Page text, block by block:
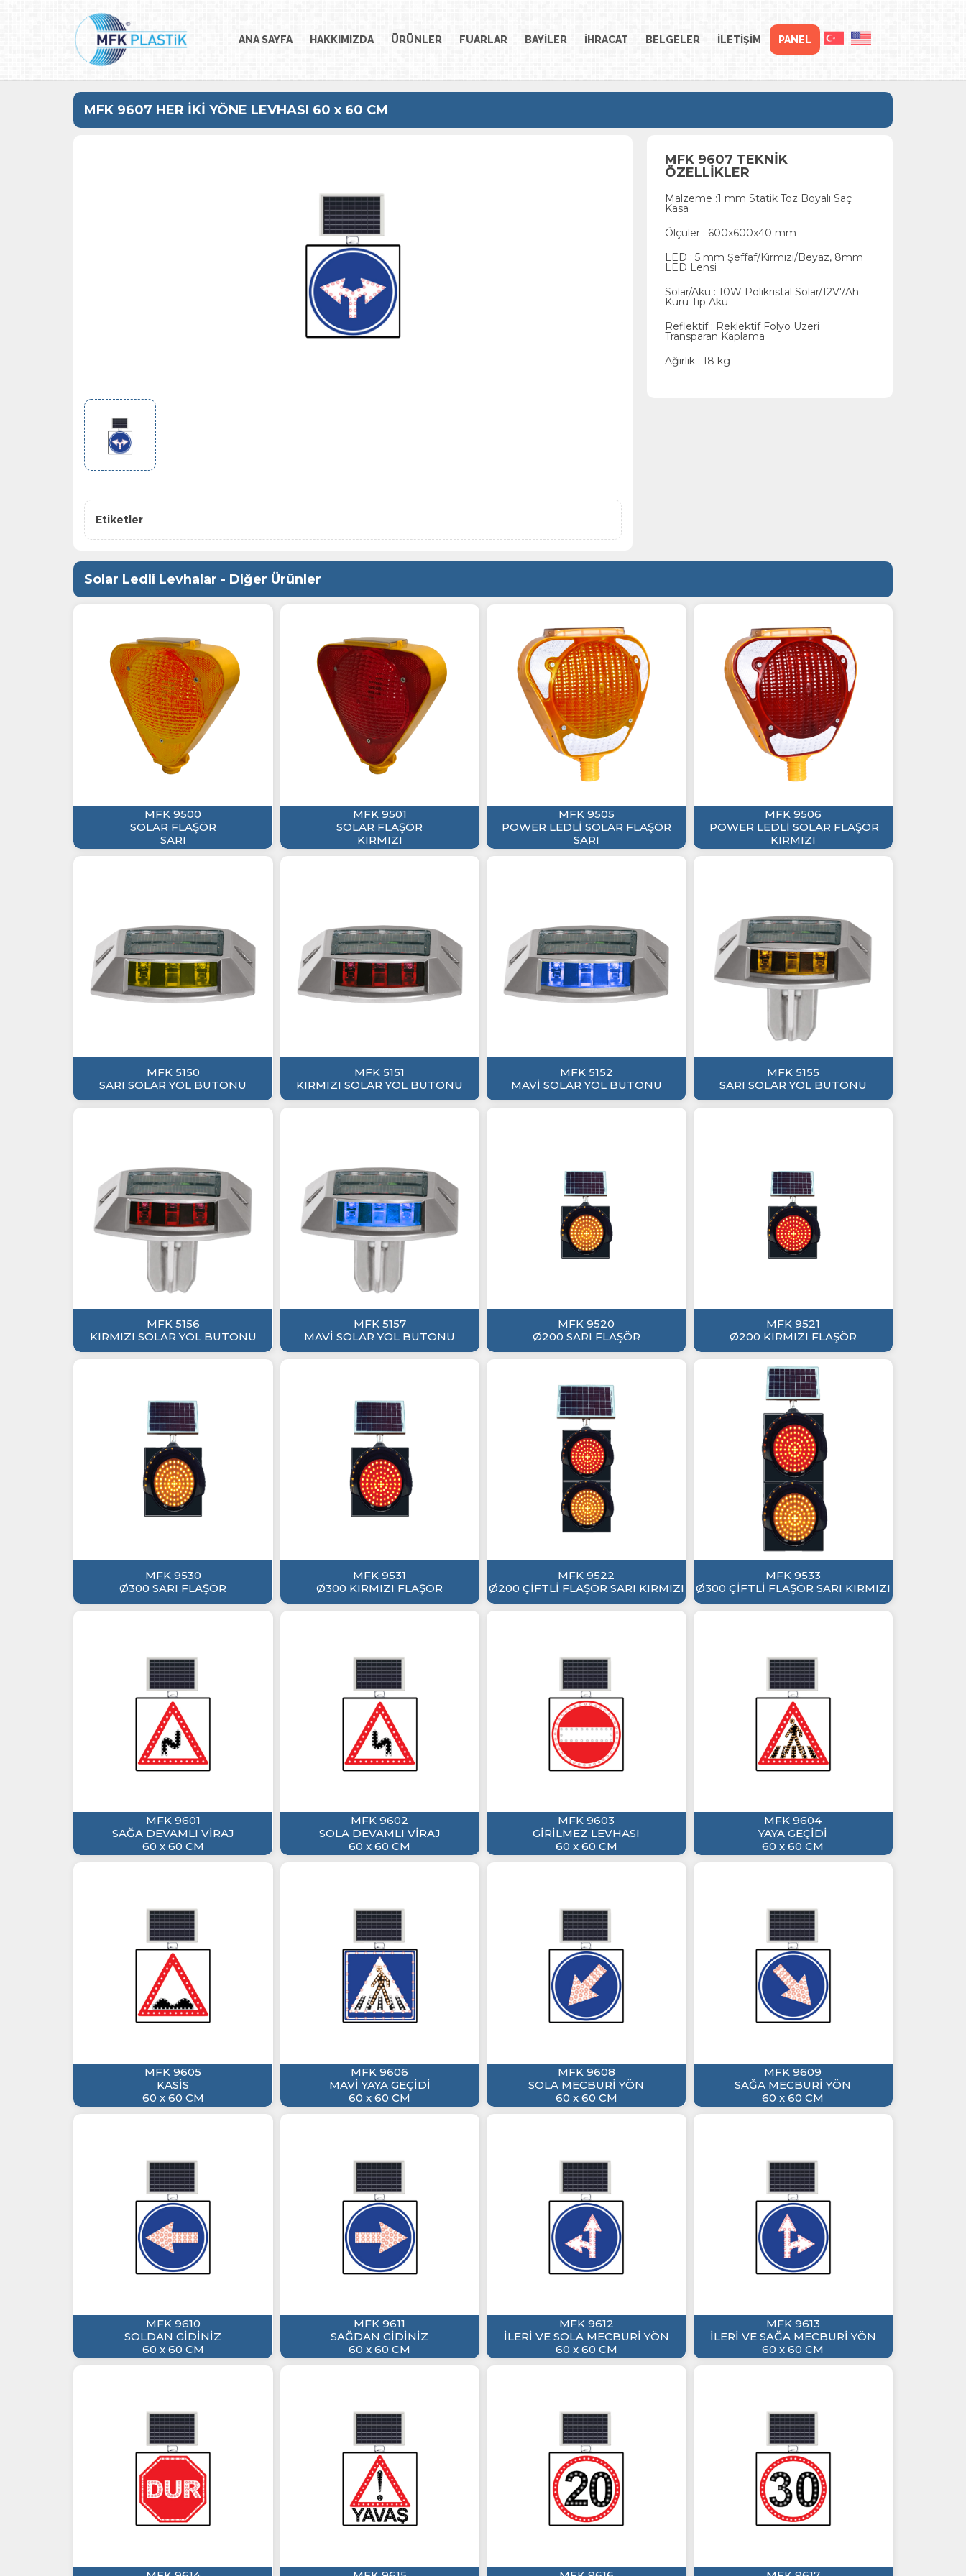
ANA SAYFA HAKKIMIZDA ÜRÜNLER FUARLAR BAYİLER İHRACAT BELGELER İLETİŞİM PANEL
MFK 9607 HER İKİ YÖNE LEVHASI 60 x 60 CM
Etiketler
MFK 9607 TEKNİK
ÖZELLİKLER
Malzeme :1 mm Statik Toz Boyalı Saç
Kasa
Ölçüler : 600x600x40 mm
LED : 5 mm Şeffaf/Kırmızı/Beyaz, 8mm
LED Lensi
Solar/Akü : 10W Polikristal Solar/12V7Ah
Kuru Tip Akü
Reflektif : Reklektif Folyo Üzeri
Transparan Kaplama
Ağırlık : 18 kg
Solar Ledli Levhalar - Diğer Ürünler
MFK 9500
SOLAR FLAŞÖR
SARI
MFK 9501
SOLAR FLAŞÖR
KIRMIZI
MFK 9505
POWER LEDLİ SOLAR FLAŞÖR
SARI
MFK 9506
POWER LEDLİ SOLAR FLAŞÖR
KIRMIZI
MFK 5150
SARI SOLAR YOL BUTONU
MFK 5151
KIRMIZI SOLAR YOL BUTONU
MFK 5152
MAVİ SOLAR YOL BUTONU
MFK 5155
SARI SOLAR YOL BUTONU
MFK 5156
KIRMIZI SOLAR YOL BUTONU
MFK 5157
MAVİ SOLAR YOL BUTONU
MFK 9520
Ø200 SARI FLAŞÖR
MFK 9521
Ø200 KIRMIZI FLAŞÖR
MFK 9530
Ø300 SARI FLAŞÖR
MFK 9531
Ø300 KIRMIZI FLAŞÖR
MFK 9522
Ø200 ÇİFTLİ FLAŞÖR SARI KIRMIZI
MFK 9533
Ø300 ÇİFTLİ FLAŞÖR SARI KIRMIZI
MFK 9601
SAĞA DEVAMLI VİRAJ
60 x 60 CM
MFK 9602
SOLA DEVAMLI VİRAJ
60 x 60 CM
MFK 9603
GİRİLMEZ LEVHASI
60 x 60 CM
MFK 9604
YAYA GEÇİDİ
60 x 60 CM
MFK 9605
KASİS
60 x 60 CM
MFK 9606
MAVİ YAYA GEÇİDİ
60 x 60 CM
MFK 9608
SOLA MECBURİ YÖN
60 x 60 CM
MFK 9609
SAĞA MECBURİ YÖN
60 x 60 CM
MFK 9610
SOLDAN GİDİNİZ
60 x 60 CM
MFK 9611
SAĞDAN GİDİNİZ
60 x 60 CM
MFK 9612
İLERİ VE SOLA MECBURİ YÖN
60 x 60 CM
MFK 9613
İLERİ VE SAĞA MECBURİ YÖN
60 x 60 CM